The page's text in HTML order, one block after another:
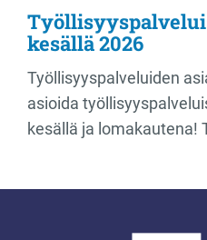
kesällä 2026
Työllisyyspalveluiden
asioida
kesällä ja lomakautena!